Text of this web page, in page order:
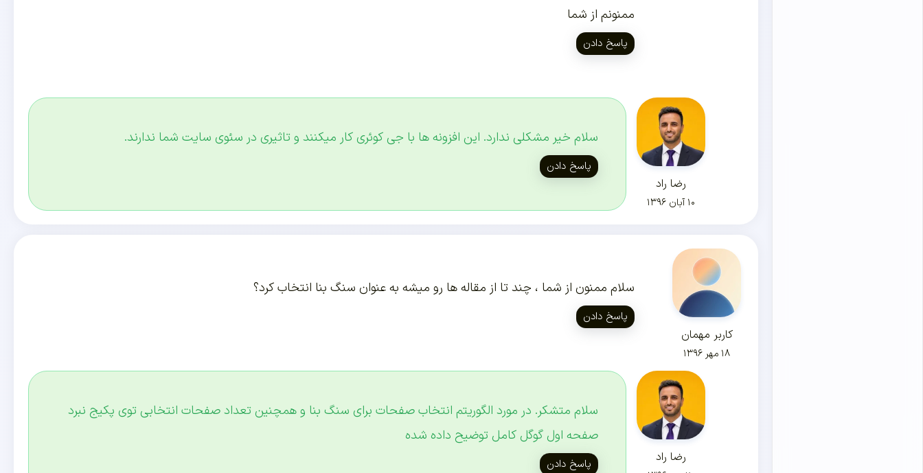
ممنونم از شما
پاسخ دادن
رضا راد
۱۰ آبان ۱۳۹۶
سلام خیر مشکلی ندارد. این افزونه ها با جی کوئری کار میکنند و تاثیری در سئوی سایت شما ندارند.
پاسخ دادن
کاربر مهمان
۱۸ مهر ۱۳۹۶
سلام ممنون از شما ، چند تا از مقاله ها رو میشه به عنوان سنگ بنا انتخاب کرد؟
پاسخ دادن
رضا راد
سلام متشکر. در مورد الگوریتم انتخاب صفحات برای سنگ بنا و همچنین تعداد صفحات انتخابی توی پکیج نبرد
صفحه اول گوگل کامل توضیح داده شده
پاسخ دادن